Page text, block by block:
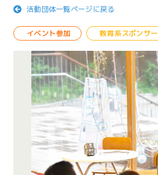
活動団体一覧ページに戻る
イベント参加 教育系スポンサー